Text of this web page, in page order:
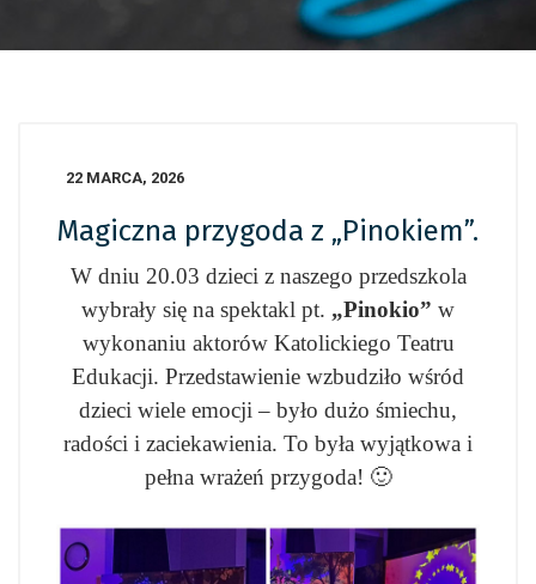
22 MARCA, 2026
Magiczna przygoda z „Pinokiem”.
W dniu 20.03 dzieci z naszego przedszkola
wybrały się na spektakl pt. „Pinokio” w
wykonaniu aktorów Katolickiego Teatru
Edukacji. Przedstawienie wzbudziło wśród
dzieci wiele emocji – było dużo śmiechu,
radości i zaciekawienia. To była wyjątkowa i
pełna wrażeń przygoda! 🙂